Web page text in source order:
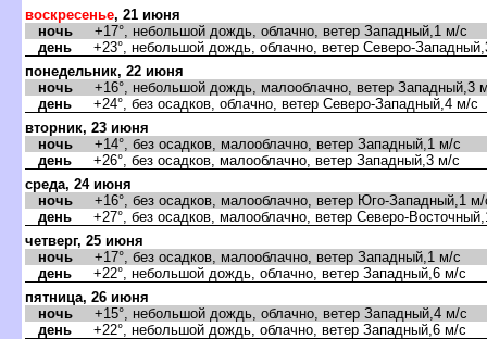
воскресенье, 21 июня
ночь +17°, небольшой дождь, облачно, ветер Западный,1 м/с
день +23°, небольшой дождь, облачно, ветер Северо-
понедельник, 22 июня
ночь +16°, небольшой дождь, малооблачно, ветер Западный,3
день +24°, без осадков, облачно, ветер Северо-Западный,4 м/с
вторник, 23 июня
ночь +14°, без осадков, малооблачно, ветер Западный,1 м/с
день +26°, без осадков, малооблачно, ветер Западный,3 м/с
среда, 24 июня
ночь +16°, без осадков, малооблачно, ветер Юго-Западный,1 м/
день +27°, без осадков, малооблачно, ветер Северо-
четверг, 25 июня
ночь +17°, без осадков, малооблачно, ветер Западный,1 м/с
день +22°, небольшой дождь, облачно, ветер Западный,6 м/с
пятница, 26 июня
ночь +15°, небольшой дождь, облачно, ветер Западный,4 м/с
день +22°, небольшой дождь, облачно, ветер Западный,6 м/с